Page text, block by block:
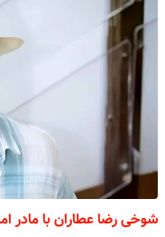
شوخی رضا عطاران با